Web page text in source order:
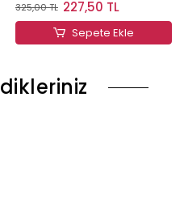
325,00 TL 227,50 TL
Sepete Ekle